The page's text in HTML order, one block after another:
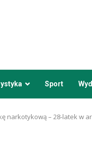
Sport
narkotykową – 28-latek w